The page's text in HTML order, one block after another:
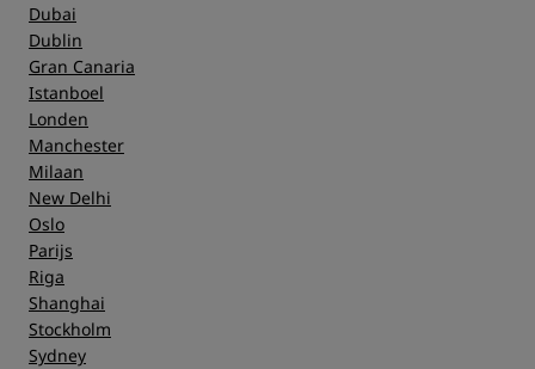
Dubai
Dublin
Gran Canaria
Istanboel
Londen
Manchester
Milaan
New Delhi
Oslo
Parijs
Riga
Shanghai
Stockholm
Sydney